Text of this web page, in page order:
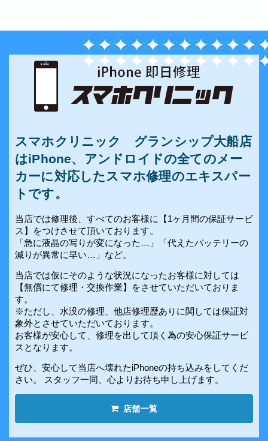
スマホクリニック グランシップ大船店
はiPhone、アンドロイドの全てのメー
カーに対応したスマホ修理のエキスパー
トです。
当店では修理後、すべてのお客様に【1ヶ月間の保証サービ
ス】をつけさせて頂いております。
「急に液晶の写りが変になった…」「代えたバッテリーの
減りが異常に早い…」など。
当店では仮にそのような状況になったお客様に対しては
【無償にて修理・交換作業】をさせていただいておりま
す。
※ただし、水没の修理、他店修理歴ありに関しては保証対
象外とさせていただいております。
お客様が安心して、修理を出して頂く為の安心保証サービ
スとなります。
ぜひ、安心して当店へ壊れたiPhoneの持ち込みをしてくだ
さい。 スタッフ一同、心よりお待ち申し上げます。
店舗一覧